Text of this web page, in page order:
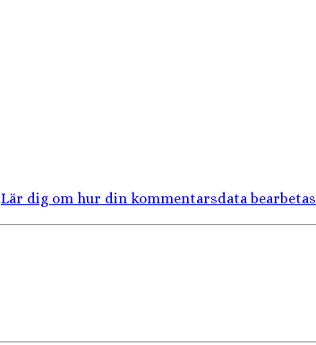
Lär dig om hur din kommentarsdata bearbetas